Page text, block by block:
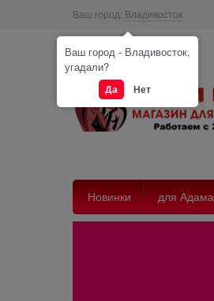
Ваш город: Владивосток
Новинки для Адама
Ваш город - Владивосток,
угадали?
Да Нет